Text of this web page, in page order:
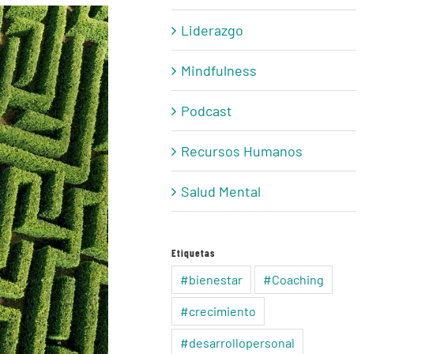
Liderazgo
Mindfulness
Podcast
Recursos Humanos
Salud Mental
Etiquetas
#bienestar #Coaching
#crecimiento
#desarrollopersonal